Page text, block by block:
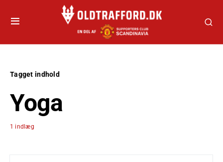
Tagget indhold
Yoga
1 indlæg